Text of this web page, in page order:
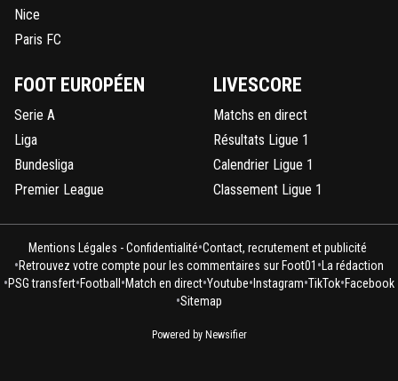
Nice
Paris FC
FOOT EUROPÉEN
Serie A
Liga
Bundesliga
Premier League
LIVESCORE
Matchs en direct
Résultats Ligue 1
Calendrier Ligue 1
Classement Ligue 1
Mentions Légales - Confidentialité•Contact, recrutement et publicité
•Retrouvez votre compte pour les commentaires sur Foot01 •La rédaction
•PSG transfert•Football •Match en direct•Youtube• Instagram•TikTok•Facebook
•Sitemap
Powered by Newsifier